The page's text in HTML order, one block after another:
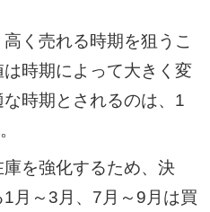
く売れる時期を狙うこ
時期によって大きく変
時期とされるのは、1
を強化するため、決
月～3月、7月～9月は買